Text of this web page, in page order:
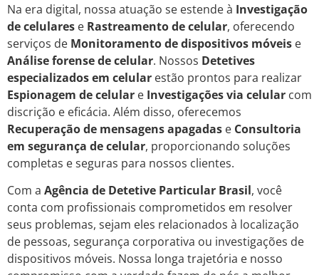
Na era digital, nossa atuação se estende à Investigação
de celulares e Rastreamento de celular, oferecendo
serviços de Monitoramento de dispositivos móveis e
Análise forense de celular. Nossos Detetives
especializados em celular estão prontos para realizar
Espionagem de celular e Investigações via celular com
discrição e eficácia. Além disso, oferecemos
Recuperação de mensagens apagadas e Consultoria
em segurança de celular, proporcionando soluções
completas e seguras para nossos clientes.
Com a Agência de Detetive Particular Brasil, você
conta com profissionais comprometidos em resolver
seus problemas, sejam eles relacionados à localização
de pessoas, segurança corporativa ou investigações de
dispositivos móveis. Nossa longa trajetória e nosso